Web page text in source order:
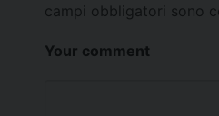
campi obbligatori sono
Your comment